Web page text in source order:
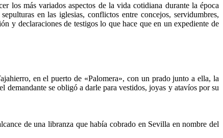
los más variados aspectos de la vida cotidiana durante la época
en las iglesias, conflictos entre concejos, servidumbres,
y declaraciones de testigos lo que hace que en un expediente de
en el puerto de «Palomera», con un prado junto a ella, la
demandante se obligó a darle para vestidos, joyas y atavíos por su
de una libranza que había cobrado en Sevilla en nombre del